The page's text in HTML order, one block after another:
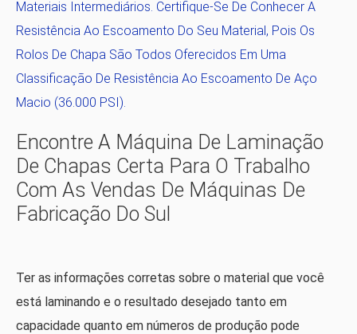
Materiais Intermediários. Certifique-Se De Conhecer A
Resistência Ao Escoamento Do Seu Material, Pois Os
Rolos De Chapa São Todos Oferecidos Em Uma
Classificação De Resistência Ao Escoamento De Aço
Macio (36.000 PSI).
Encontre A Máquina De Laminação
De Chapas Certa Para O Trabalho
Com As Vendas De Máquinas De
Fabricação Do Sul
Ter as informações corretas sobre o material que você
está laminando e o resultado desejado tanto em
capacidade quanto em números de produção pode